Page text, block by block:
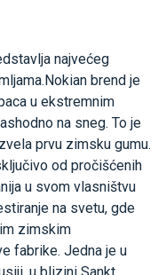
najvećeg
brend je
u ekstremnim
na sneg. To je
prvu zimsku gumu.
od pročišćenih
u svom vlasništvu
na svetu, gde
zimskim
fabrike. Jedna je u